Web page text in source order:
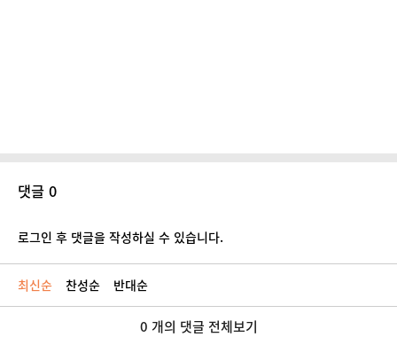
댓글 0
로그인 후 댓글을 작성하실 수 있습니다.
최신순 찬성순 반대순
0 개의 댓글 전체보기